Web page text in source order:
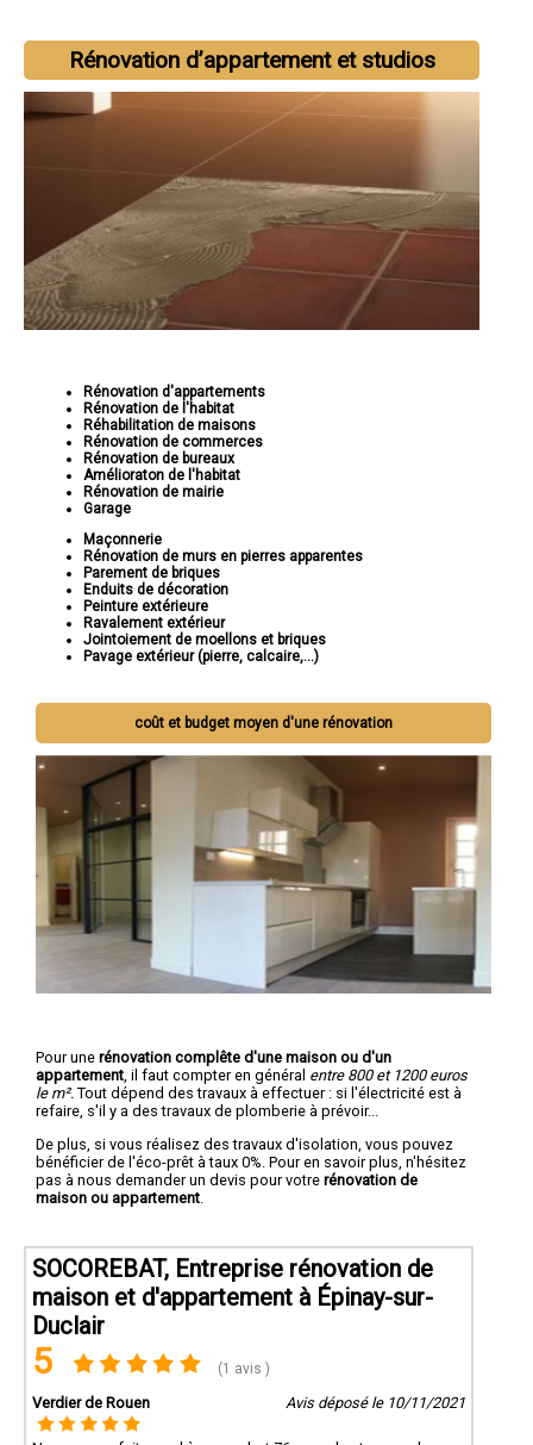
Rénovation d’appartement et studios
Rénovation d'appartements
Rénovation de l'habitat
Réhabilitation de maisons
Rénovation de commerces
Rénovation de bureaux
Amélioraton de l'habitat
Rénovation de mairie
Garage
Maçonnerie
Rénovation de murs en pierres apparentes
Parement de briques
Enduits de décoration
Peinture extérieure
Ravalement extérieur
Jointoiement de moellons et briques
Pavage extérieur (pierre, calcaire,...)
coût et budget moyen d'une rénovation
Pour une rénovation complête d'une maison ou d'un
appartement , il faut compter en général entre 800 et 1200 euros
le m². Tout dépend des travaux à effectuer : si l'électricité est à
refaire, s'il y a des travaux de plomberie à prévoir...
De plus, si vous réalisez des travaux d'isolation, vous pouvez
bénéficier de l'éco-prêt à taux 0%. Pour en savoir plus, n'hésitez
pas à nous demander un devis pour votre rénovation de
maison ou appartement
SOCOREBAT, Entreprise rénovation de
maison et d'appartement à Épinay-sur-
Duclair
5 (1 avis )
Verdier de Rouen Avis déposé le 10/11/2021